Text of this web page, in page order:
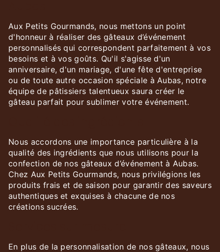
Aux Petits Gourmands, nous mettons un point
d'honneur à réaliser des gâteaux d’événement
personnalisés qui correspondent parfaitement à vos
besoins et à vos goûts. Qu'il s'agisse d'un
anniversaire, d'un mariage, d'une fête d'entreprise
ou de toute autre occasion spéciale à Aubas, notre
équipe de pâtissiers talentueux saura créer le
gâteau parfait pour sublimer votre événement.
Nous accordons une importance particulière à la
qualité des ingrédients que nous utilisons pour la
confection de nos gâteaux d’événement à Aubas.
Chez Aux Petits Gourmands, nous privilégions les
produits frais et de saison pour garantir des saveurs
authentiques et exquises à chacune de nos
créations sucrées.
En plus de la personnalisation de nos gâteaux, nous